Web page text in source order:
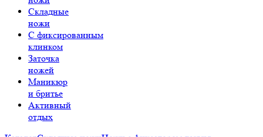
Складные
ножи
C фиксированным
клинком
Заточка
ножей
Маникюр
и бритье
Активный
отдых